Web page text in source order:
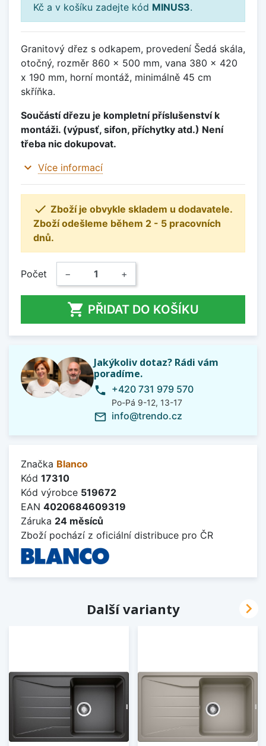
Kč a v košíku zadejte kód MINUS3.
Granitový dřez s odkapem, provedení Šedá skála,
otočný, rozměr 860 x 500 mm, vana 380 x 420
x 190 mm, horní montáž, minimálně 45 cm
skříňka.
Součástí dřezu je kompletní příslušenství k
montáži. (výpusť, sifon, příchytky atd.) Není
třeba nic dokupovat.
expand_more Více informací
 Zboží je obvykle skladem u dodavatele.
Zboží odešleme během 2 - 5 pracovních
dnů.
Počet − +
 PŘIDAT DO KOŠÍKU
Jakýkoliv dotaz? Rádi vám
poradíme.
phone +420 731 979 570
Po-Pá 9-12, 13-17
mail_outline info@trendo.cz
Značka Blanco
Kód 17310
Kód výrobce 519672
EAN 4020684609319
Záruka 24 měsíců
Zboží pochází z oficiální distribuce pro ČR
Další varianty 